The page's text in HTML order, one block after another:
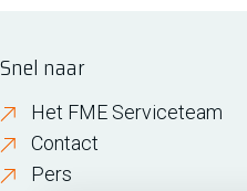
Snel naar
Het FME Serviceteam
Contact
Pers